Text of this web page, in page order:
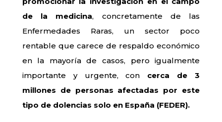
de la medicina, concretamente de las
Enfermedades Raras, un sector poco
rentable que carece de respaldo económico
en la mayoría de casos, pero igualmente
importante y urgente, con cerca de 3
millones de personas afectadas por este
tipo de dolencias solo en España (FEDER).